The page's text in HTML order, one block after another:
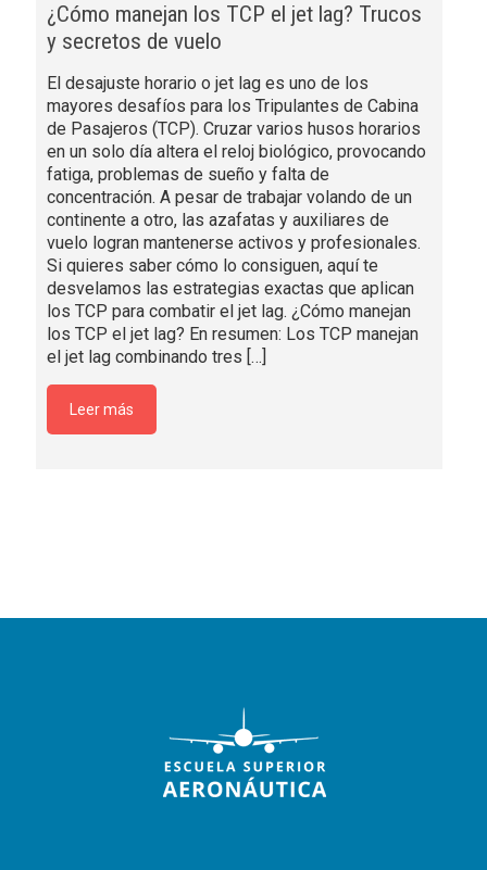
¿Cómo manejan los TCP el jet lag? Trucos
y secretos de vuelo
El desajuste horario o jet lag es uno de los
mayores desafíos para los Tripulantes de Cabina
de Pasajeros (TCP). Cruzar varios husos horarios
en un solo día altera el reloj biológico, provocando
fatiga, problemas de sueño y falta de
concentración. A pesar de trabajar volando de un
continente a otro, las azafatas y auxiliares de
vuelo logran mantenerse activos y profesionales.
Si quieres saber cómo lo consiguen, aquí te
desvelamos las estrategias exactas que aplican
los TCP para combatir el jet lag. ¿Cómo manejan
los TCP el jet lag? En resumen: Los TCP manejan
el jet lag combinando tres […]
Leer más